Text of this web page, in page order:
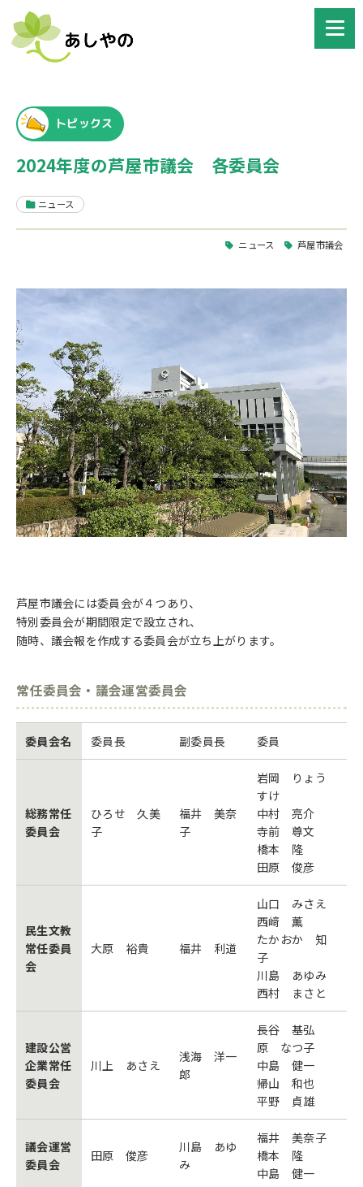
トピックス
2024年度の芦屋市議会 各委員会
ニュース
ニュース 芦屋市議会
芦屋市議会には委員会が４つあり、
特別委員会が期間限定で設立され、
随時、議会報を作成する委員会が立ち上がります。
常任委員会・議会運営委員会
委員会名 委員長 副委員長 委員
総務常任
委員会
ひろせ 久美
子
福井 美奈
子
岩岡 りょう
すけ
中村 亮介
寺前 尊文
橋本 隆
田原 俊彦
民生文教
常任委員
会
大原 裕貴 福井 利道
山口 みさえ
西﨑 薫
たかおか 知
子
川島 あゆみ
西村 まさと
建設公営
企業常任
委員会
川上 あさえ
浅海 洋一
郎
長谷 基弘
原 なつ子
中島 健一
帰山 和也
平野 貞雄
議会運営
委員会
田原 俊彦
川島 あゆ
み
福井 美奈子
橋本 隆
中島 健一